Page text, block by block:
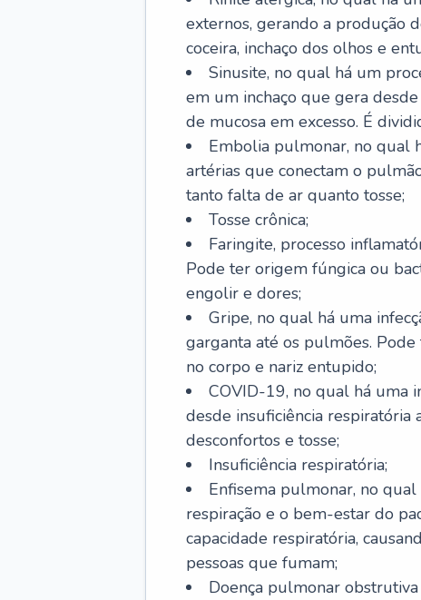
externos, gerando a produção
coceira, inchaço dos olhos e
Sinusite, no qual há um
em um inchaço que gera
de mucosa em excesso. É
Embolia pulmonar, no qual
artérias que conectam o
tanto falta de ar quanto tosse;
Tosse crônica;
Faringite, processo
Pode ter origem fúngica ou
engolir e dores;
Gripe, no qual há uma
garganta até os pulmões.
no corpo e nariz entupido;
COVID-19, no qual há uma
desde insuficiência respiratória
desconfortos e tosse;
Insuficiência respiratória;
Enfisema pulmonar, no
respiração e o bem-estar do
capacidade respiratória,
pessoas que fumam;
Doença pulmonar